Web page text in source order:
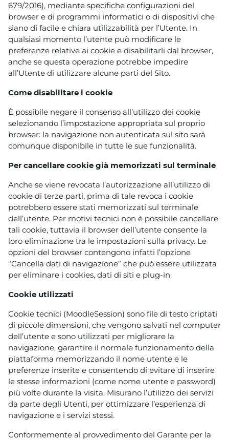
679/2016), mediante specifiche configurazioni del
browser e di programmi informatici o di dispositivi che
siano di facile e chiara utilizzabilità per l’Utente. In
qualsiasi momento l’utente può modificare le
preferenze relative ai cookie e disabilitarli dal browser,
anche se questa operazione potrebbe impedire
all’Utente di utilizzare alcune parti del Sito.
Come disabilitare i cookie
È possibile negare il consenso all’utilizzo dei cookie
selezionando l’impostazione appropriata sul proprio
browser: la navigazione non autenticata sul sito sarà
comunque disponibile in tutte le sue funzionalità.
Per cancellare cookie già memorizzati sul terminale
Anche se viene revocata l’autorizzazione all’utilizzo di
cookie di terze parti, prima di tale revoca i cookie
potrebbero essere stati memorizzati sul terminale
dell’utente. Per motivi tecnici non è possibile cancellare
tali cookie, tuttavia il browser dell’utente consente la
loro eliminazione tra le impostazioni sulla privacy. Le
opzioni del browser contengono infatti l’opzione
“Cancella dati di navigazione” che può essere utilizzata
per eliminare i cookies, dati di siti e plug-in.
Cookie utilizzati
Cookie tecnici (MoodleSession) sono file di testo criptati
di piccole dimensioni, che vengono salvati nel computer
dell’utente e sono utilizzati per migliorare la
navigazione, garantire il normale funzionamento della
piattaforma memorizzando il nome utente e le
preferenze inserite e consentendo di evitare di inserire
le stesse informazioni (come nome utente e password)
più volte durante la visita. Misurano l’utilizzo dei servizi
da parte degli Utenti, per ottimizzare l’esperienza di
navigazione e i servizi stessi.
Conformemente al provvedimento del Garante per la